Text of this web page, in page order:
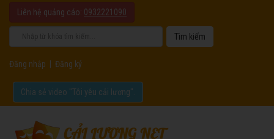
Liên hệ quảng cáo: 0932221090
Đăng nhập Đăng ký
Chia sẻ video "Tôi yêu cải lương".